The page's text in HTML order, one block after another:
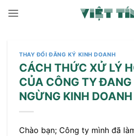
qua
THAY ĐỔI ĐĂNG KÝ KINH DOANH
CÁCH THỨC XỬ LÝ
CỦA CÔNG TY ĐANG
NGỪNG KINH DOANH
Chào bạn; Công ty mình đã